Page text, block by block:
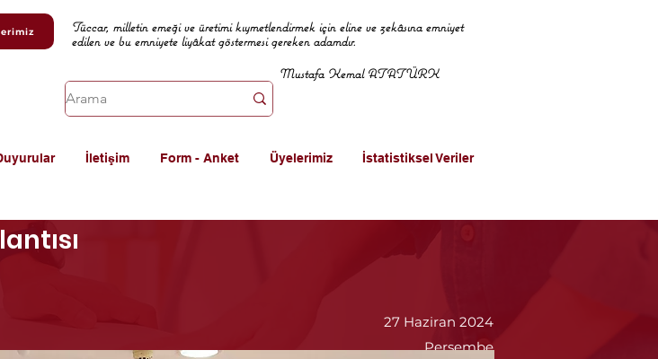
Tüccar, milletin emeği ve üretimi kıymetlendirmek için eline ve zekâsına emniyet
edilen ve bu emniyete liyâkat göstermesi gereken adamdır.
Mustafa Kemal ATATÜRK
İletişim Form - Anket Üyelerimiz İstatistiksel Veriler
27 Haziran 2024
Perşembe